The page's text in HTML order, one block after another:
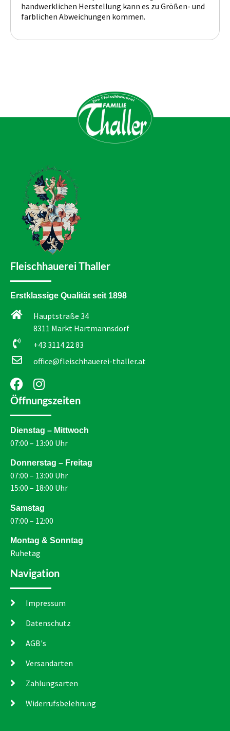
handwerklichen Herstellung kann es zu Größen- und
farblichen Abweichungen kommen.
Fleischhauerei Thaller
Erstklassige Qualität seit 1898
Hauptstraße 34
8311 Markt Hartmannsdorf
+43 3114 22 83
office@fleischhauerei-thaller.at
Öffnungszeiten
Dienstag – Mittwoch
07:00 – 13:00 Uhr
Donnerstag – Freitag
07:00 – 13:00 Uhr
15:00 – 18:00 Uhr
Samstag
07:00 – 12:00
Montag & Sonntag
Ruhetag
Navigation
Impressum
Datenschutz
AGB's
Versandarten
Zahlungsarten
Widerrufsbelehrung